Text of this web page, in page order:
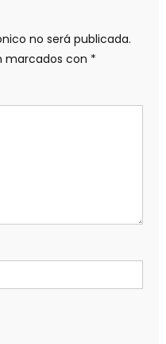
no será publicada.
marcados con *